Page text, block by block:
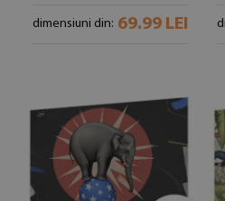
dimensiuni din: 69.99 LEI